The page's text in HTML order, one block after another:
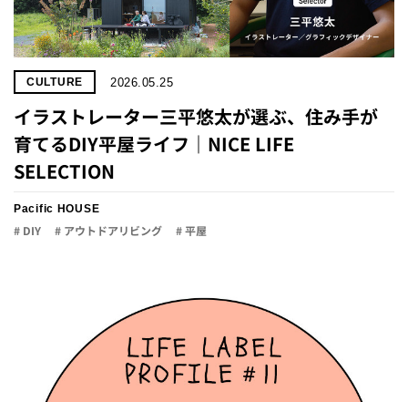
CULTURE 2026.05.25
イラストレーター三平悠太が選ぶ、住み手が
育てるDIY平屋ライフ｜NICE LIFE
SELECTION
Pacific HOUSE
# DIY # アウトドアリビング # 平屋